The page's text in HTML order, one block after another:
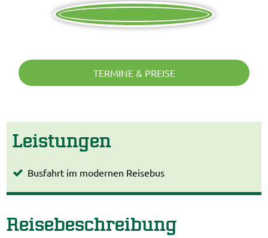
Reisebeschreibung
TERMINE & PREISE
Leistungen
Busfahrt im modernen Reisebus